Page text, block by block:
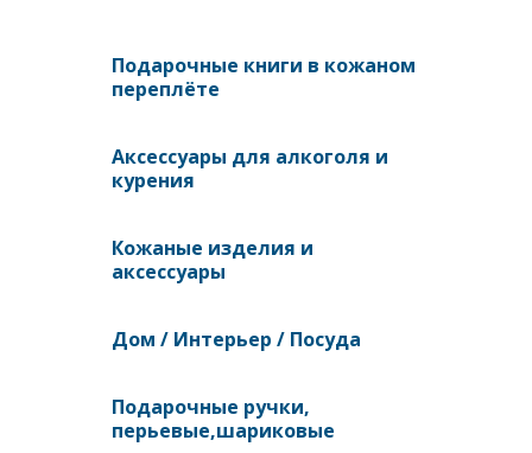
Подарочные книги в кожаном
переплёте
Аксессуары для алкоголя и
курения
Кожаные изделия и
аксессуары
Дом / Интерьер / Посуда
Подарочные ручки,
перьевые,шариковые